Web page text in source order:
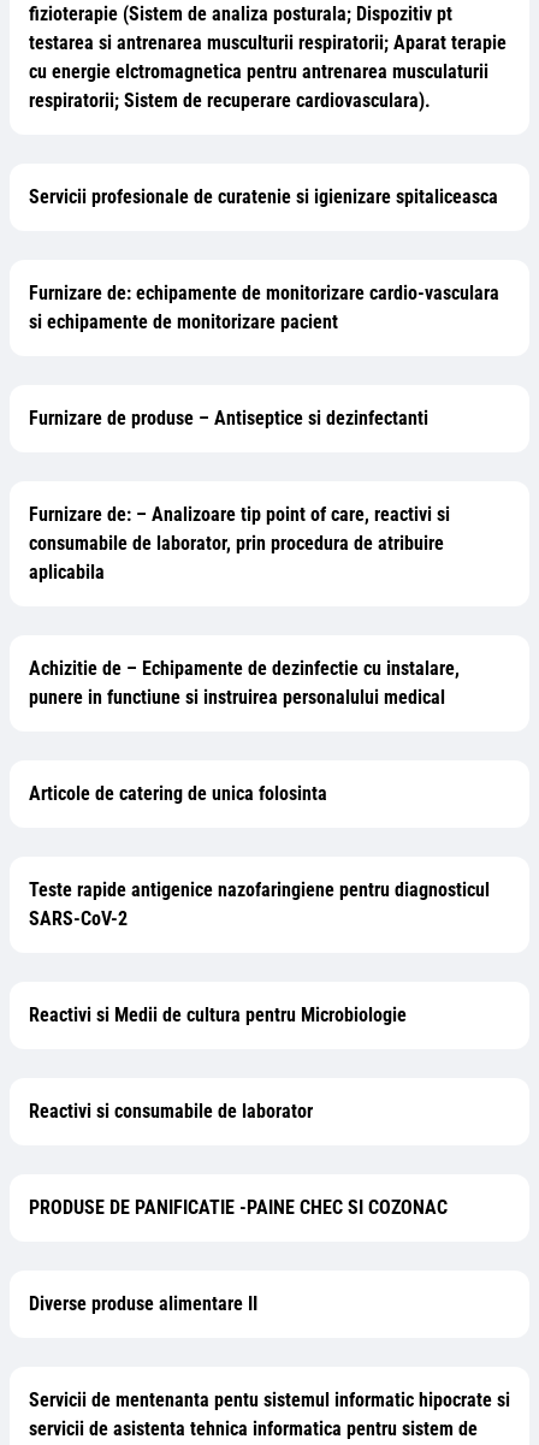
fizioterapie (Sistem de analiza posturala; Dispozitiv pt
testarea si antrenarea musculturii respiratorii; Aparat terapie
cu energie elctromagnetica pentru antrenarea musculaturii
respiratorii; Sistem de recuperare cardiovasculara).
Servicii profesionale de curatenie si igienizare spitaliceasca
Furnizare de: echipamente de monitorizare cardio-vasculara
si echipamente de monitorizare pacient
Furnizare de produse – Antiseptice si dezinfectanti
Furnizare de: – Analizoare tip point of care, reactivi si
consumabile de laborator, prin procedura de atribuire
aplicabila
Achizitie de – Echipamente de dezinfectie cu instalare,
punere in functiune si instruirea personalului medical
Articole de catering de unica folosinta
Teste rapide antigenice nazofaringiene pentru diagnosticul
SARS-CoV-2
Reactivi si Medii de cultura pentru Microbiologie
Reactivi si consumabile de laborator
PRODUSE DE PANIFICATIE -PAINE CHEC SI COZONAC
Diverse produse alimentare II
Servicii de mentenanta pentu sistemul informatic hipocrate si
servicii de asistenta tehnica informatica pentru sistem de